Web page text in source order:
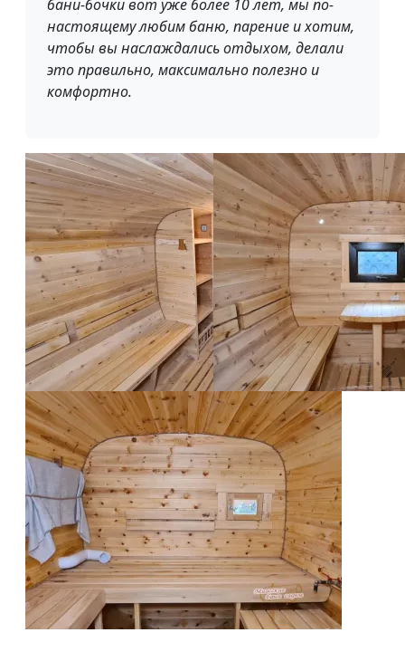
бани-бочки вот уже более 10 лет, мы по-
настоящему любим баню, парение и хотим,
чтобы вы наслаждались отдыхом, делали
это правильно, максимально полезно и
комфортно.